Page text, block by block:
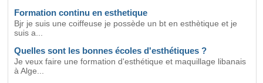
Formation continu en esthetique
Bjr je suis une coiffeuse je possède un bt en esthètique et je
suis a...
Quelles sont les bonnes écoles d'esthétiques ?
Je veux faire une formation d'esthétique et maquillage libanais
à Alge...